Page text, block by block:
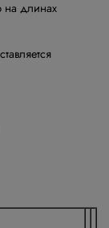
на длинах